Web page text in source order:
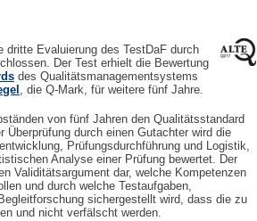
dritte Evaluierung des TestDaF durch
Der Test erhielt die Bewertung
des Qualitätsmanagementsystems
, die Q-Mark, für weitere fünf Jahre.
von fünf Jahren den Qualitätsstandard
Überprüfung durch einen Gutachter wird die
Prüfungsdurchführung und Logistik,
Analyse einer Prüfung bewertet. Der
Validitätsargument dar, welche Kompetenzen
und durch welche Testaufgaben,
sichergestellt wird, dass die zu
und nicht verfälscht werden.